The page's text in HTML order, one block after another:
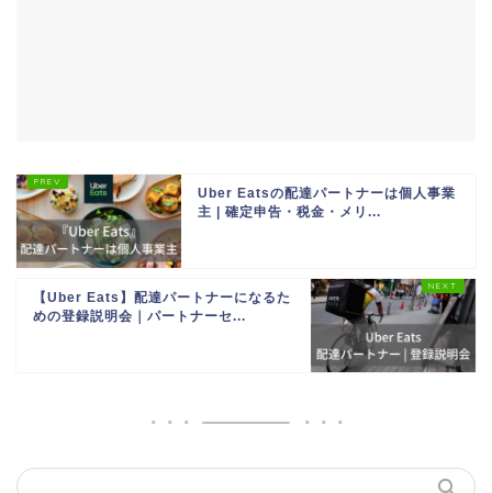
Uber Eatsの配達パートナーは個人事業
主 | 確定申告・税金・メリ...
【Uber Eats】配達パートナーになるた
めの登録説明会｜パートナーセ...